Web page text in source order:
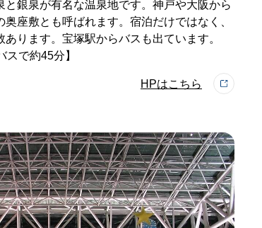
と銀泉が有名な温泉地です。神戸や大阪から
座敷とも呼ばれます。宿泊だけではなく、
ります。宝塚駅からバスも出ています。
スで約45分】
HPはこちら